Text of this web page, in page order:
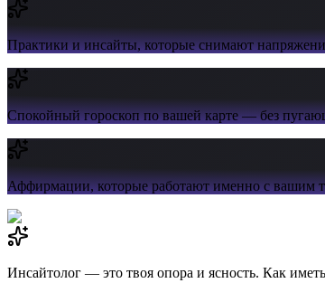
Практики и инсайты,которые снимают
Спокойный гороскоппо вашей карте — без
Аффирмации,которые работают именно с вашим
Инсайтолог — это твоя опора и ясность. Как